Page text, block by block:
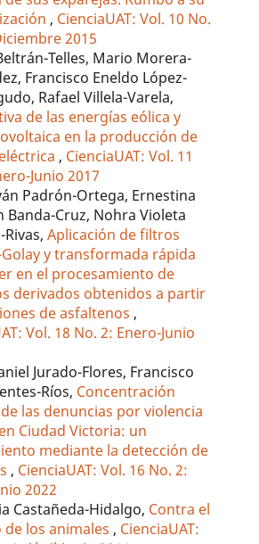
, CienciaUAT: Vol. 10 No.
2015
Telles, Mario Morera-
Francisco Eneldo López-
Rafael Villela-Varela,
de las energías eólica y
en la producción de
, CienciaUAT: Vol. 11
Junio 2017
Padrón-Ortega, Ernestina
Banda-Cruz, Nohra Violeta
Rivas,Aplicación de filtros
y transformada rápida
en el procesamiento de
derivados obtenidos a partir
de asfaltenos ,
Vol. 18 No. 2: Enero-Junio
Jurado-Flores, Francisco
Ríos, Concentración
las denuncias por violencia
Ciudad Victoria: un
mediante la detección de
, CienciaUAT: Vol. 16 No. 2:
2022
Castañeda-Hidalgo, Contra el
los animales , CienciaUAT: